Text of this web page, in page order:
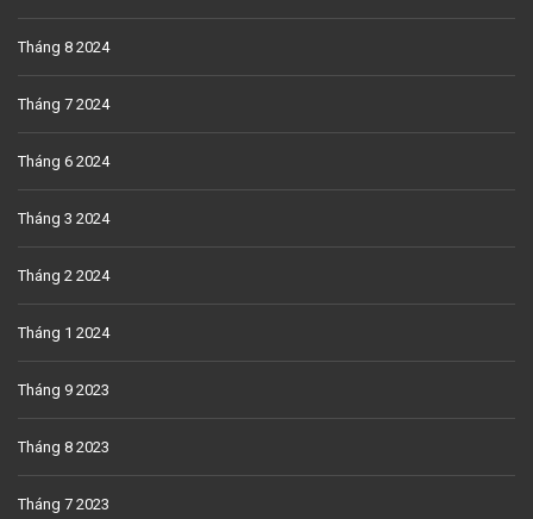
Tháng 8 2024
Tháng 7 2024
Tháng 6 2024
Tháng 3 2024
Tháng 2 2024
Tháng 1 2024
Tháng 9 2023
Tháng 8 2023
Tháng 7 2023